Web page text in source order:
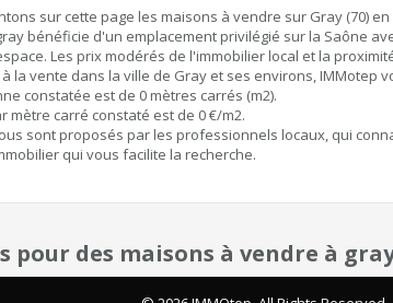
sur cette page les maisons à vendre sur Gray (70) en
bénéficie d'un emplacement privilégié sur la Saône
Les prix modérés de l'immobilier local et la
la vente dans la ville de Gray et ses environs, IMMotep
constatée est de 0 mètres carrés (m2).
mètre carré constaté est de 0 €/m2.
sont proposés par les professionnels locaux, qui
qui vous facilite la recherche.
pour des maisons à vendre à